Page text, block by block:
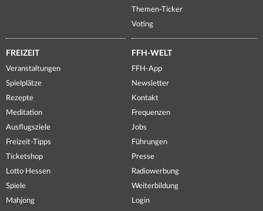
Themen-Ticker
Voting
FREIZEIT
Veranstaltungen
Spielplätze
Rezepte
Meditation
Ausflugsziele
Freizeit-Tipps
Ticketshop
Lotto Hessen
Spiele
Mahjong
FFH-WELT
FFH-App
Newsletter
Kontakt
Frequenzen
Jobs
Führungen
Presse
Radiowerbung
Weiterbildung
Login